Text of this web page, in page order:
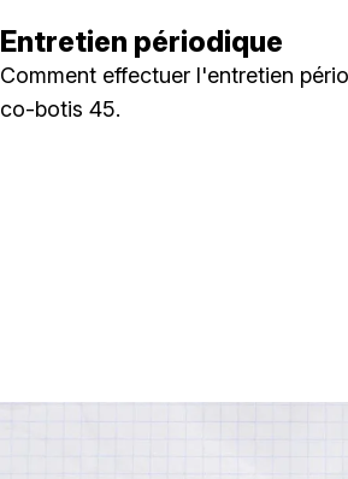
Entretien périodique
Comment effectuer l'entretien
co-botis 45.